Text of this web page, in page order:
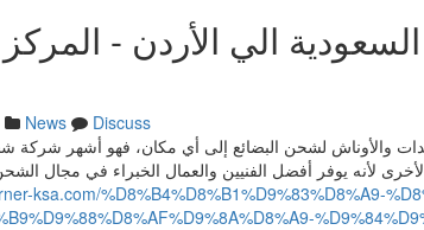
الي الأردن -
News
Discuss
والأوناش لشحن البضائع إلى أي مكان، فهو أشهر شركة
لأنه يوفر أفضل الفنيين والعمال الخبراء في
ksa.com/%D8%B4%D8%B1%D9%83%D8%A9-